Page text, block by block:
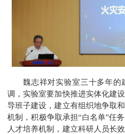
魏志祥对实验室三十多年的
调，实验室要加快推进实体化建
导班子建设，建立有组织地争取
机制，积极争取承担“白名单”任
人才培养机制，建立科研人员长